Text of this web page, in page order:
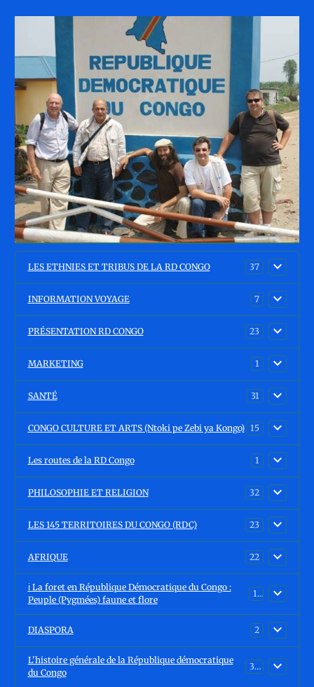
LES ETHNIES ET TRIBUS DE LA RD CONGO 37
INFORMATION VOYAGE 7
PRÉSENTATION RD CONGO 23
MARKETING 1
SANTÉ 31
CONGO CULTURE ET ARTS (Ntoki pe Zebi ya Kongo) 15
Les routes de la RD Congo 1
PHILOSOPHIE ET RELIGION 32
LES 145 TERRITOIRES DU CONGO (RDC) 23
AFRIQUE 22
ℹ️ La foret en République Démocratique du Congo :
Peuple (Pygmées) faune et flore
15
DIASPORA 2
L'histoire générale de la République démocratique
du Congo
30